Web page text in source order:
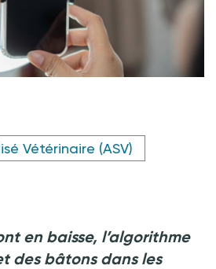
- stock.adobe.com
Vétérinaire (ASV)
en baisse, l’algorithme
des bâtons dans les